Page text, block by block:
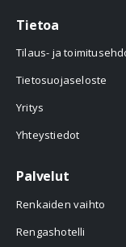
Tietoa
Tilaus- ja
Tietosuojaseloste
Yritys
Yhteystiedot
Palvelut
Renkaiden vaihto
Rengashotelli